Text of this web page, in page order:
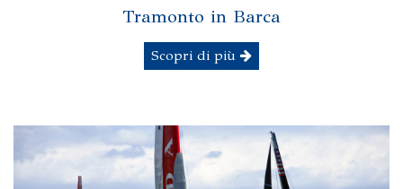
Tramonto in Barca
Scopri di più